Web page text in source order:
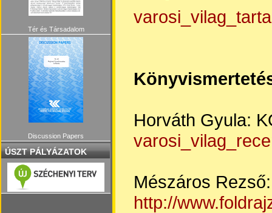
Tér és Társadalom
Discussion Papers
ÚSZT PÁLYÁZATOK
Horváth Gyula:
Mészáros
http://